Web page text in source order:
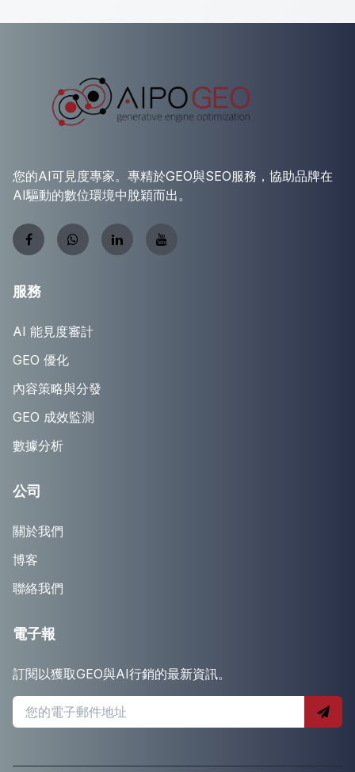
您的AI可見度專家。專精於GEO與SEO服務，協助品牌在
AI驅動的數位環境中脫穎而出。
服務
AI 能見度審計
GEO 優化
內容策略與分發
GEO 成效監測
數據分析
公司
關於我們
博客
聯絡我們
電子報
訂閱以獲取GEO與AI行銷的最新資訊。